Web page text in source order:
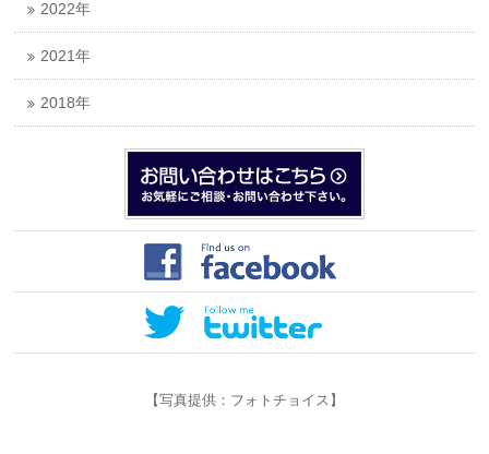
2022年
2021年
2018年
【写真提供：フォトチョイス】